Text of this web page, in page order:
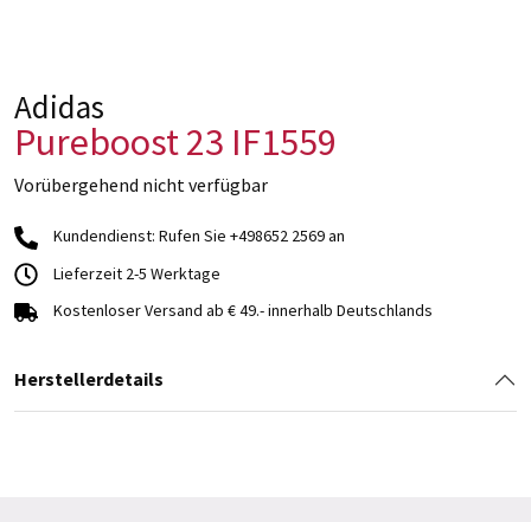
Adidas
Pureboost 23 IF1559
Vorübergehend nicht verfügbar
Kundendienst: Rufen Sie +498652 2569 an
Lieferzeit 2-5 Werktage
Kostenloser Versand ab € 49.- innerhalb Deutschlands
Herstellerdetails